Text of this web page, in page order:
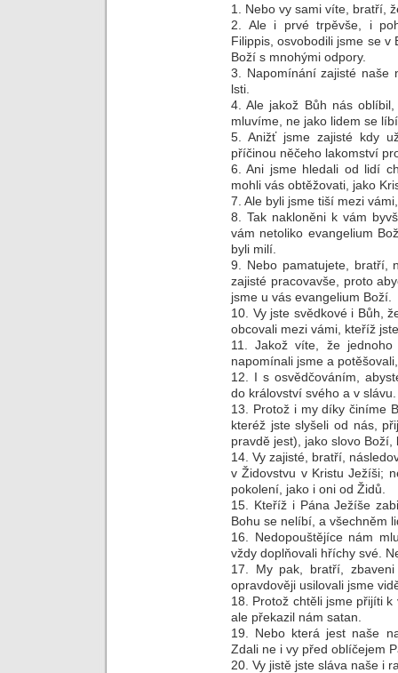
1. Nebo vy sami víte, bratří,
2. Ale i prvé trpěvše, i
Filippis, osvobodili jsme se v
Boží s mnohými odpory.
3. Napomínání zajisté naše
lsti.
4. Ale jakož Bůh nás
mluvíme, ne jako lidem se
5. Anižť jsme zajisté kdy
příčinou něčeho lakomství
6. Ani jsme hledali od lidí
mohli vás obtěžovati, jako
7. Ale byli jsme tiší mezi
8. Tak nakloněni k vám
vám netoliko evangelium
byli milí.
9. Nebo pamatujete, bratří,
zajisté pracovavše, proto
jsme u vás evangelium Boží.
10. Vy jste svědkové i Bůh,
obcovali mezi vámi, kteříž
11. Jakož víte, že
napomínali jsme a potěšovali,
12. I s osvědčováním,
do království svého a v slávu.
13. Protož i my díky činíme
kteréž jste slyšeli od nás,
pravdě jest), jako slovo
14. Vy zajisté, bratří,
v Židovstvu v Kristu Ježíši;
pokolení, jako i oni od Židů.
15. Kteříž i Pána Ježíše
Bohu se nelíbí, a všechněm
16. Nedopouštějíce nám
vždy doplňovali hříchy své.
17. My pak, bratří,
opravdověji usilovali jsme
18. Protož chtěli jsme přijíti
ale překazil nám satan.
19. Nebo která jest naše
Zdali ne i vy před oblíčejem
20. Vy jistě jste sláva naše i